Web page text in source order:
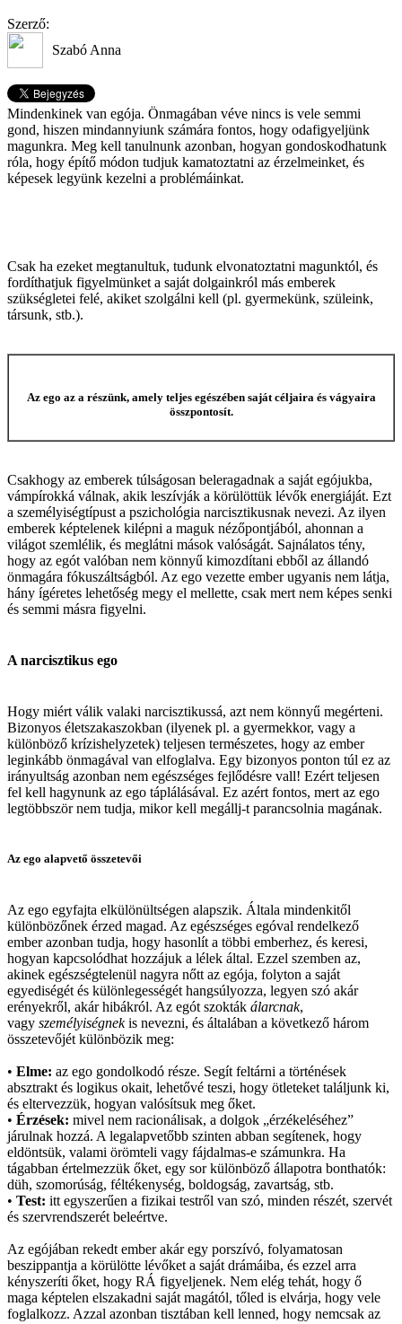
Szerző:
Szabó Anna
Mindenkinek van egója. Önmagában véve nincs is vele semmi
gond, hiszen mindannyiunk számára fontos, hogy odafigyeljünk
magunkra. Meg kell tanulnunk azonban, hogyan gondoskodhatunk
róla, hogy építő módon tudjuk kamatoztatni az érzelmeinket, és
képesek legyünk kezelni a problémáinkat.
Csak ha ezeket megtanultuk, tudunk elvonatoztatni magunktól, és
fordíthatjuk figyelmünket a saját dolgainkról más emberek
szükségletei felé, akiket szolgálni kell (pl. gyermekünk, szüleink,
társunk, stb.).
Az ego az a részünk, amely teljes egészében saját céljaira és vágyaira
összpontosít.
Csakhogy az emberek túlságosan beleragadnak a saját egójukba,
vámpírokká válnak, akik leszívják a körülöttük lévők energiáját. Ezt
a személyiségtípust a pszichológia narcisztikusnak nevezi. Az ilyen
emberek képtelenek kilépni a maguk nézőpontjából, ahonnan a
világot szemlélik, és meglátni mások valóságát. Sajnálatos tény,
hogy az egót valóban nem könnyű kimozdítani ebből az állandó
önmagára fókuszáltságból. Az ego vezette ember ugyanis nem látja,
hány ígéretes lehetőség megy el mellette, csak mert nem képes senki
és semmi másra figyelni.
A narcisztikus ego
Hogy miért válik valaki narcisztikussá, azt nem könnyű megérteni.
Bizonyos életszakaszokban (ilyenek pl. a gyermekkor, vagy a
különböző krízishelyzetek) teljesen természetes, hogy az ember
leginkább önmagával van elfoglalva. Egy bizonyos ponton túl ez az
irányultság azonban nem egészséges fejlődésre vall! Ezért teljesen
fel kell hagynunk az ego táplálásával. Ez azért fontos, mert az ego
legtöbbször nem tudja, mikor kell megállj-t parancsolnia magának.
Az ego alapvető összetevői
Az ego egyfajta elkülönültségen alapszik. Általa mindenkitől
különbözőnek érzed magad. Az egészséges egóval rendelkező
ember azonban tudja, hogy hasonlít a többi emberhez, és keresi,
hogyan kapcsolódhat hozzájuk a lélek által. Ezzel szemben az,
akinek egészségtelenül nagyra nőtt az egója, folyton a saját
egyediségét és különlegességét hangsúlyozza, legyen szó akár
erényekről, akár hibákról. Az egót szokták álarcnak,
vagy személyiségnekis nevezni, és általában a következő három
összetevőjét különbözik meg:
• Elme: az ego gondolkodó része. Segít feltárni a történések
absztrakt és logikus okait, lehetővé teszi, hogy ötleteket találjunk ki,
és eltervezzük, hogyan valósítsuk meg őket.
• Érzések: mivel nem racionálisak, a dolgok „érzékeléséhez”
járulnak hozzá. A legalapvetőbb szinten abban segítenek, hogy
eldöntsük, valami örömteli vagy fájdalmas-e számunkra. Ha
tágabban értelmezzük őket, egy sor különböző állapotra bonthatók:
düh, szomorúság, féltékenység, boldogság, zavartság, stb.
• Test: itt egyszerűen a fizikai testről van szó, minden részét, szervét
és szervrendszerét beleértve.
Az egójában rekedt ember akár egy porszívó, folyamatosan
beszippantja a körülötte lévőket a saját drámáiba, és ezzel arra
kényszeríti őket, hogy RÁ figyeljenek. Nem elég tehát, hogy ő
maga képtelen elszakadni saját magától, tőled is elvárja, hogy vele
foglalkozz. Azzal azonban tisztában kell lenned, hogy nemcsak az